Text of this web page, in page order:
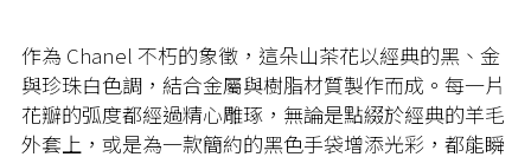
作為 Chanel 不朽的象徵，這朵山茶花以經典的黑、金
與珍珠白色調，結合金屬與樹脂材質製作而成。每一片
花瓣的弧度都經過精心雕琢，無論是點綴於經典的羊毛
外套上，或是為一款簡約的黑色手袋增添光彩，都能瞬